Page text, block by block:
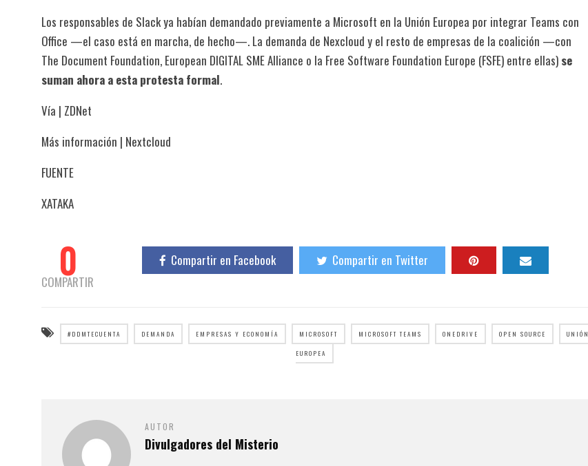
Los responsables de Slack ya habían demandado previamente a Microsoft en la Unión Europea por integrar Teams con
Office —el caso está en marcha, de hecho—. La demanda de Nexcloud y el resto de empresas de la coalición —con
The Document Foundation, European DIGITAL SME Alliance o la Free Software Foundation Europe (FSFE) entre ellas) se
suman ahora a esta protesta formal.
Vía | ZDNet
Más información | Nextcloud
FUENTE
XATAKA
0
COMPARTIR
Compartir en Facebook Compartir en Twitter
#DDMTECUENTA DEMANDA EMPRESAS Y ECONOMÍA MICROSOFT MICROSOFT TEAMS ONEDRIVE OPEN SOURCE
UNIÓN
EUROPEA
AUTOR
Divulgadores del Misterio